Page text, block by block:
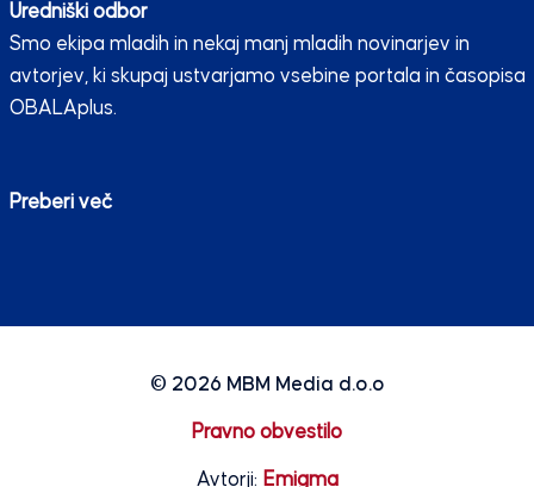
Uredniški odbor
Smo ekipa mladih in nekaj manj mladih novinarjev in
avtorjev, ki skupaj ustvarjamo vsebine portala in časopisa
OBALAplus.
Preberi več
© 2026 MBM Media d.o.o
Pravno obvestilo
Avtorji: Emigma